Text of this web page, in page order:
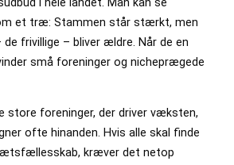
et træ: Stammen står stærkt, men
frivillige – bliver ældre. Når de en
små foreninger og nicheprægede
store foreninger, der driver væksten,
ofte hinanden. Hvis alle skal finde
kræver det netop